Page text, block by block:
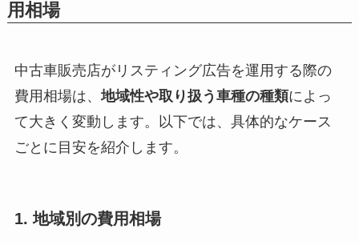
用相場
中古車販売店がリスティング広告を運用する際の
費用相場は、地域性や取り扱う車種の種類によっ
て大きく変動します。以下では、具体的なケース
ごとに目安を紹介します。
1. 地域別の費用相場